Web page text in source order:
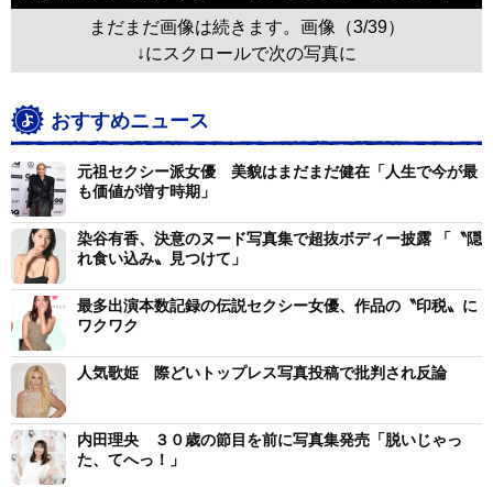
まだまだ画像は続きます。画像（3/39）
↓にスクロールで次の写真に
おすすめニュース
元祖セクシー派女優 美貌はまだまだ健在「人生で今が最
も価値が増す時期」
染谷有香、決意のヌード写真集で超抜ボディー披露 「〝隠
れ食い込み〟見つけて」
最多出演本数記録の伝説セクシー女優、作品の〝印税〟に
ワクワク
人気歌姫 際どいトップレス写真投稿で批判され反論
内田理央 ３０歳の節目を前に写真集発売「脱いじゃっ
た、てへっ！」